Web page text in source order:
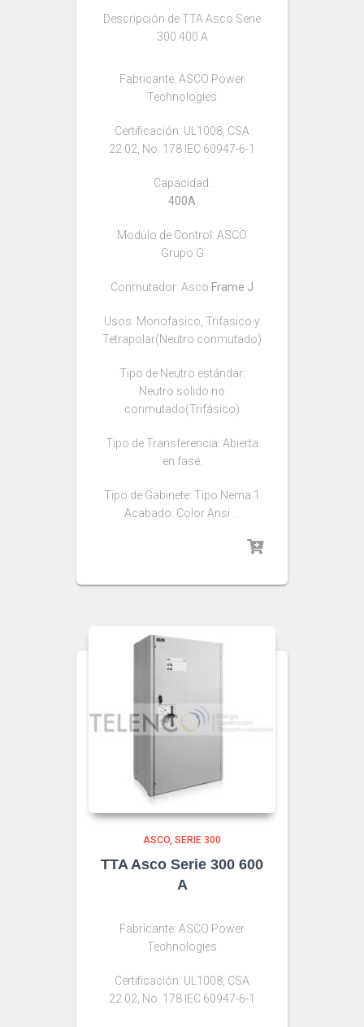
Descripción de TTA Asco Serie
300 400 A
Fabricante: ASCO Power
Technologies
Certificación: UL1008, CSA
22.02, No. 178 IEC 60947-6-1
Capacidad:
400A
Modulo de Control: ASCO
Grupo G
Conmutador: Asco Frame J
Usos: Monofasico, Trifasico y
Tetrapolar(Neutro conmutado)
Tipo de Neutro estándar:
Neutro solido no
conmutado(Trifásico)
Tipo de Transferencia: Abierta
en fase.
Tipo de Gabinete: Tipo Nema 1
Acabado: Color Ansi …
ASCO SERIE 300
TTA Asco Serie 300 600
A
Fabricante: ASCO Power
Technologies
Certificación: UL1008, CSA
22.02, No. 178 IEC 60947-6-1